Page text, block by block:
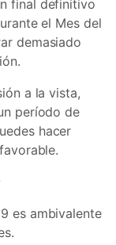
final definitivo
el Mes del
demasiado
a la vista,
período de
hacer
es ambivalente